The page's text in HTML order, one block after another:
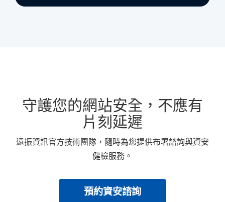
守護您的網站安全，不應有
片刻延遲
遠振資訊官方技術團隊，隨時為您提供布署諮詢與資安
健檢服務。
預約資安諮詢